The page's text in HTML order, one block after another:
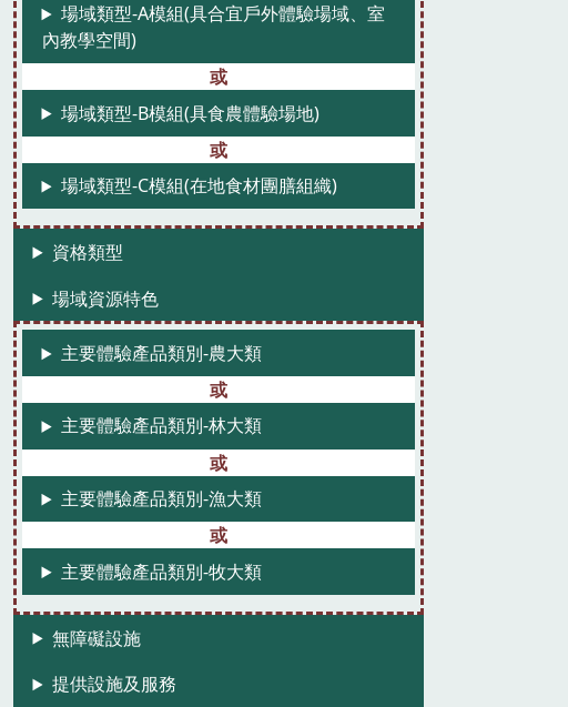
場域類型-A模組(具合宜戶外體驗場域、室
內教學空間)
場域類型-B模組(具食農體驗場地)
場域類型-C模組(在地食材團膳組織)
資格類型
場域資源特色
主要體驗產品類別-農大類
主要體驗產品類別-林大類
主要體驗產品類別-漁大類
主要體驗產品類別-牧大類
無障礙設施
提供設施及服務